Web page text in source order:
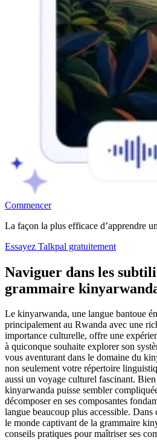
Commencer
La façon la plus efficace d’apprendre
Essayez Talkpal gratuitement
Naviguer dans les
grammaire
Le kinyarwanda, une langue bantoue
principalement au Rwanda avec une
importance culturelle, offre une
à quiconque souhaite explorer son
vous aventurant dans le domaine du
non seulement votre répertoire
aussi un voyage culturel fascinant.
kinyarwanda puisse sembler
décomposer en ses composantes
langue beaucoup plus accessible.
le monde captivant de la grammaire
conseils pratiques pour maîtriser ses